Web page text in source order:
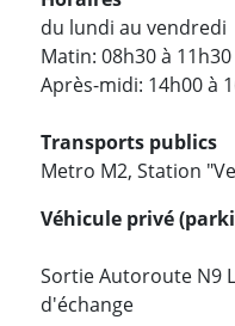
du lundi au vendredi
Matin: 08h30 à 11h30
Après-midi: 14h00 à
Transports publics
Metro M2, Station
Véhicule privé
Sortie Autoroute N9
d'échange